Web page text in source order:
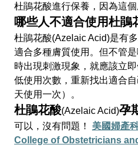
杜鵑花酸進行保養，因為這個
哪些人不適合使用杜鵑
杜鵑花酸(Azelaic Acid)是有
適合多種膚質使用。但不管
時出現刺激現象，就應該立
低使用次數，重新找出適合
天使用一次）。
杜鵑花酸(Azelaic Acid)孕
可以，沒有問題！ 美國婦產
College of Obstetricians